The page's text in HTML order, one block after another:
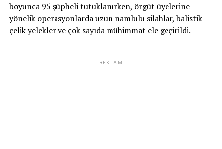
boyunca 95 şüpheli tutuklanırken, örgüt üyelerine
yönelik operasyonlarda uzun namlulu silahlar, balistik
çelik yelekler ve çok sayıda mühimmat ele geçirildi.
REKLAM